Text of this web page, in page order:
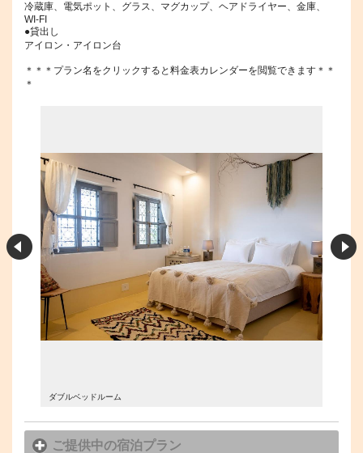
冷蔵庫、電気ポット、グラス、マグカップ、ヘアドライヤー、金庫、
WI-FI
●貸出し
アイロン・アイロン台
＊＊＊プラン名をクリックすると料金表カレンダーを閲覧できます＊＊
＊
ダブルベッドルーム
ご提供中の宿泊プラン